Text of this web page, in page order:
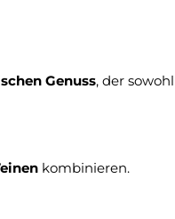
Genuss, der
kombinieren.